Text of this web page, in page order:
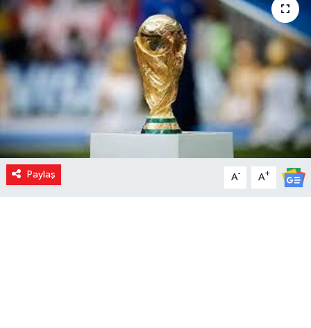
Paylaş A- A+